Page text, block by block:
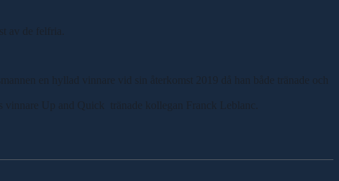
av de felfria.
en hyllad vinnare vid sin återkomst 2019 då han både tränade och
vinnare Up and Quick tränade kollegan Franck Leblanc.